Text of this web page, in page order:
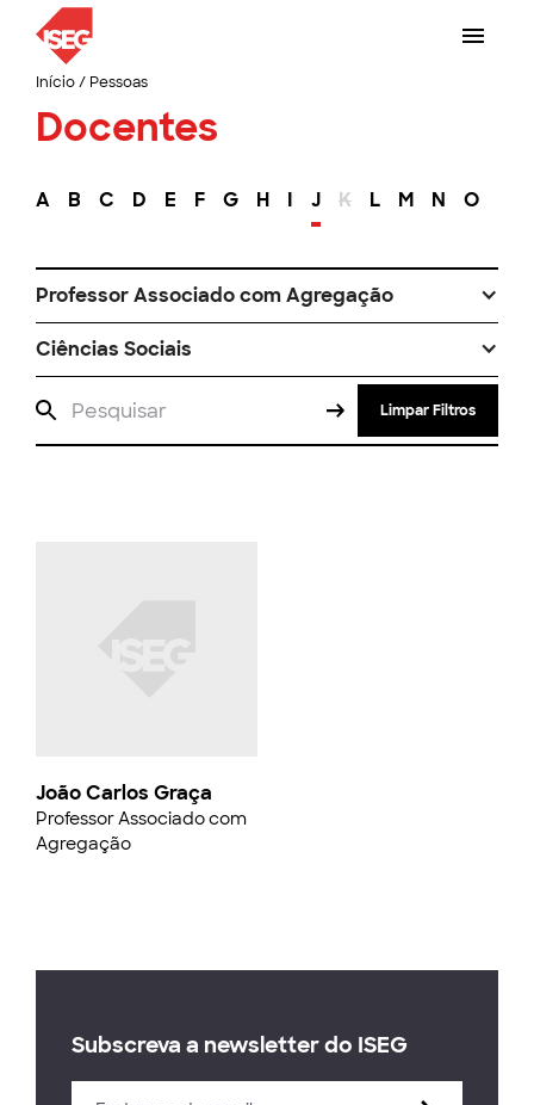
Início/ Pessoas
Docentes
A B C D E F G H I J K L M N O
Professor Associado com Agregação
Ciências Sociais
Limpar Filtros
João Carlos Graça
Professor Associado com
Agregação
Subscreva a newsletter do ISEG